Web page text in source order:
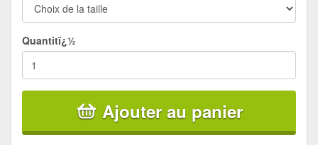
Quantitï¿½
Ajouter au panier